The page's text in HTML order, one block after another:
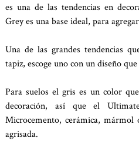
es una de las tendencias en
Grey es una base ideal, para
Una de las grandes tendencias
tapiz, escoge uno con un diseño
Para suelos el gris es un color
decoración, así que el
Microcemento, cerámica,
agrisada.